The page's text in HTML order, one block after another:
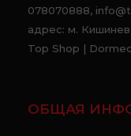
078070888,
адрес: м. Кишинев,
Top Shop |
ОБЩАЯ